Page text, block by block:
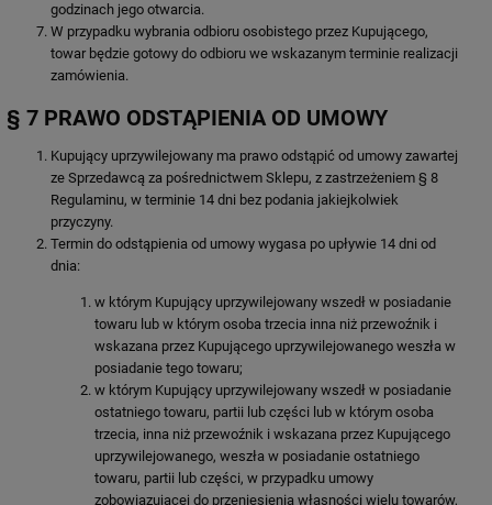
godzinach jego otwarcia.
W przypadku wybrania odbioru osobistego przez Kupującego,
towar będzie gotowy do odbioru we wskazanym terminie realizacji
zamówienia.
§ 7 PRAWO ODSTĄPIENIA OD UMOWY
Kupujący uprzywilejowany ma prawo odstąpić od umowy zawartej
ze Sprzedawcą za pośrednictwem Sklepu, z zastrzeżeniem § 8
Regulaminu, w terminie 14 dni bez podania jakiejkolwiek
przyczyny.
Termin do odstąpienia od umowy wygasa po upływie 14 dni od
dnia:
w którym Kupujący uprzywilejowany wszedł w posiadanie
towaru lub w którym osoba trzecia inna niż przewoźnik i
wskazana przez Kupującego uprzywilejowanego weszła w
posiadanie tego towaru;
w którym Kupujący uprzywilejowany wszedł w posiadanie
ostatniego towaru, partii lub części lub w którym osoba
trzecia, inna niż przewoźnik i wskazana przez Kupującego
uprzywilejowanego, weszła w posiadanie ostatniego
towaru, partii lub części, w przypadku umowy
zobowiązującej do przeniesienia własności wielu towarów,